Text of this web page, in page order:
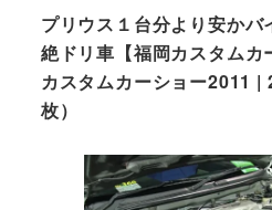
プリウス１台分より安かバ
絶ドリ車【福岡カスタム
カスタムカーショー2011 |
枚）